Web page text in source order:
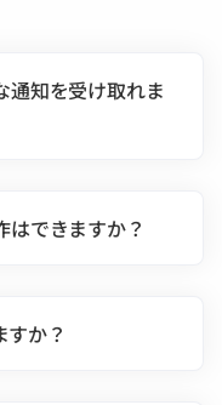
通知を受け取れま
できますか？
か？